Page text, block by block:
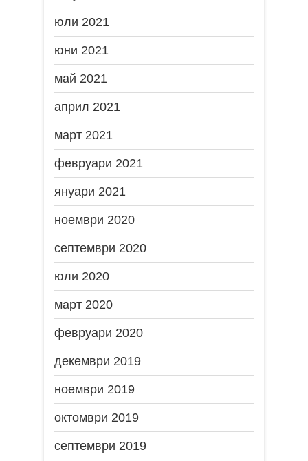
юли 2021
юни 2021
май 2021
април 2021
март 2021
февруари 2021
януари 2021
ноември 2020
септември 2020
юли 2020
март 2020
февруари 2020
декември 2019
ноември 2019
октомври 2019
септември 2019